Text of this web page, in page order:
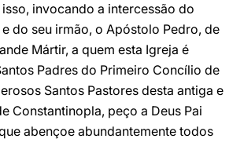
isso, invocando a intercessão do
do seu irmão, o Apóstolo Pedro, de
Mártir, a quem esta Igreja é
Padres do Primeiro Concílio de
Santos Pastores desta antiga e
Constantinopla, peço a Deus Pai
abençoe abundantemente todos